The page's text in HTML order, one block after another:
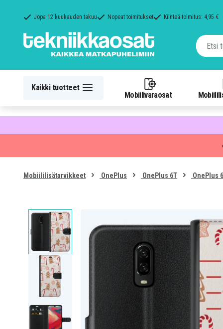
Jopa 12 kuukauden takuu Nopeat toimitukset Kiinteä toimitus: 4,95 €
Kaikki tuotteet
Mobiilivaraosat
Mobiililisätarvikkeet OnePlus OnePlus 6T OnePlus